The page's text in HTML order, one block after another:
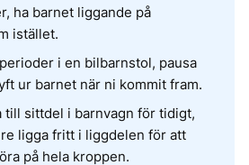
ha barnet liggande på
istället.​
i en bilbarnstol, pausa
ur barnet när ni kommit fram.​
till sittdel i barnvagn för tidigt,
ligga fritt i liggdelen för att
på hela kroppen.